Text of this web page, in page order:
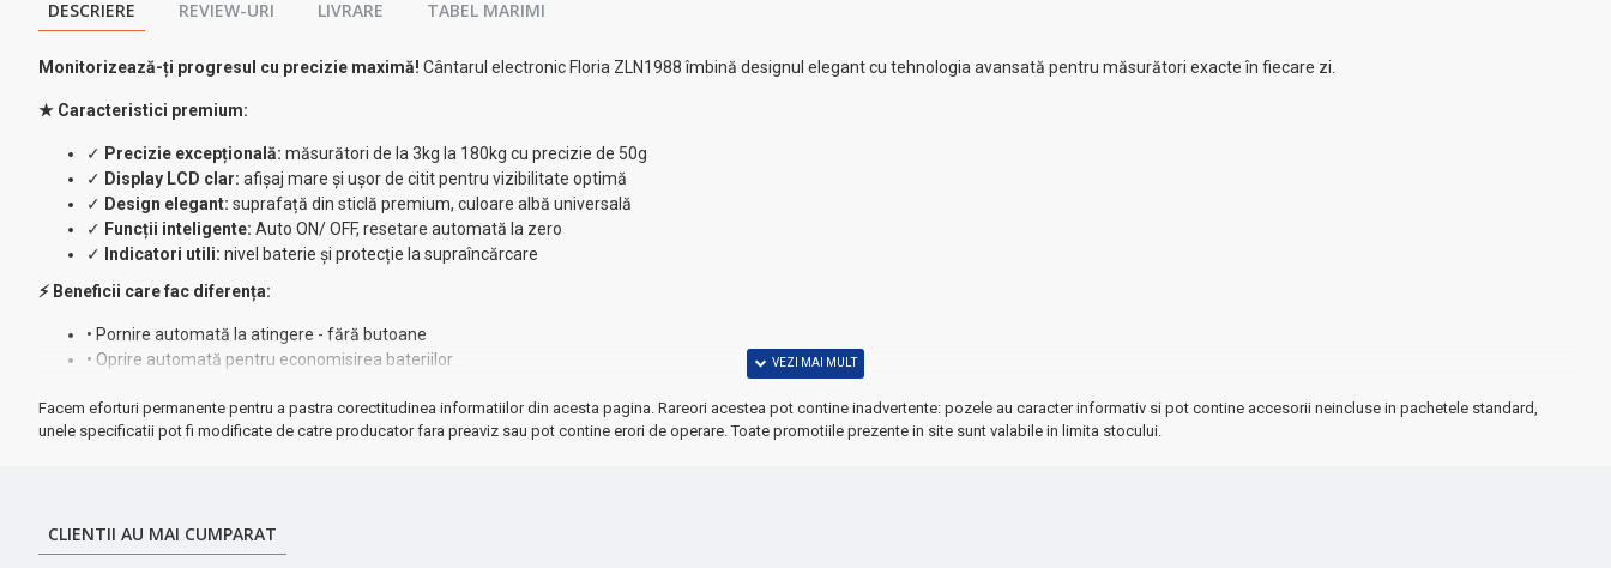
DESCRIERE REVIEW-URI LIVRARE TABEL MARIMI
Monitorizează-ți progresul cu precizie maximă! Cântarul electronic Floria ZLN1988 îmbină designul elegant cu tehnologia avansată pentru măsurători exacte în fiecare zi.
★ Caracteristici premium:
✓ Precizie excepțională: măsurători de la 3kg la 180kg cu precizie de 50g
✓ Display LCD clar: afișaj mare și ușor de citit pentru vizibilitate optimă
✓ Design elegant: suprafață din sticlă premium, culoare albă universală
✓ Funcții inteligente: Auto ON/ OFF, resetare automată la zero
✓
Indicatori utili: nivel baterie și protecție la supraîncărcare
⚡ Beneficii care fac diferența:
• Pornire automată la atingere - fără butoane
• Oprire automată pentru economisirea bateriilor
• Include 2 baterii AAA în pachet
■ Precizie: 50 grame
Facem eforturi permanente pentru a pastra corectitudinea informatiilor din acesta pagina. Rareori acestea pot contine inadvertente: pozele au caracter informativ si pot contine accesorii neincluse in pachetele standard,
unele specificatii pot fi modificate de catre producator fara preaviz sau pot contine erori de operare. Toate promotiile prezente in site sunt valabile in limita stocului.
CLIENTII AU MAI CUMPARAT